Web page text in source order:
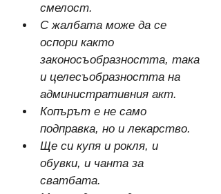
смелост.
С жалбата може да се
оспори както
законосъобразността, така
и целесъобразността на
административния акт.
Копърът е не само
подправка, но и лекарство.
Ще си купя и рокля, и
обувки, и чанта за
сватбата.